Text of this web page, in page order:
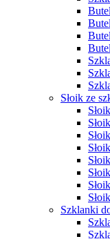
Słoik ze
Szklanki